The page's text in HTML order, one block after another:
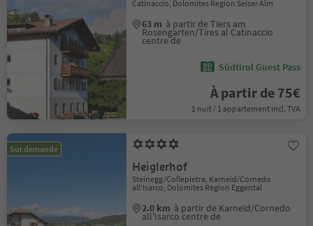
Catinaccio, Dolomites Region Seiser Alm
63 m à partir de Tiers am
Rosengarten/Tires al Catinaccio
centre de
Südtirol Guest Pass
À partir de 75€
1 nuit / 1 appartement incl. TVA
Sur demande
Heiglerhof
Steinegg/Collepietra, Karneid/Cornedo
all'Isarco, Dolomites Region Eggental
2.0 km à partir de Karneid/Cornedo
all'Isarco centre de